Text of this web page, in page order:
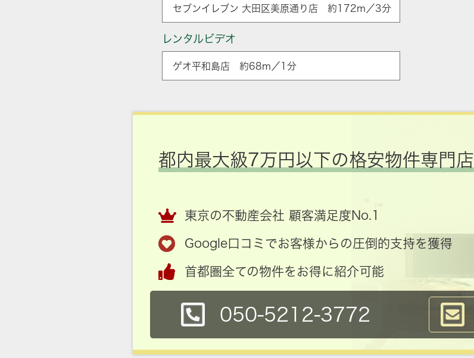
セブンイレブン 大田区美原通り店 約172m／3分
レンタルビデオ
ゲオ平和島店 約68m／1分
都内最大級7万円以下の格安物件専門店
東京の不動産会社 顧客満足度No.1
Google口コミでお客様からの圧倒的支持を獲得
首都圏全ての物件をお得に紹介可能
050-5212-3772